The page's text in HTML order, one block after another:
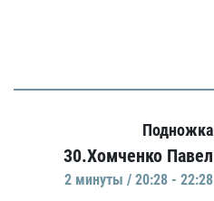
Подножка
30.Хомченко Павел
2 минуты / 20:28 - 22:28